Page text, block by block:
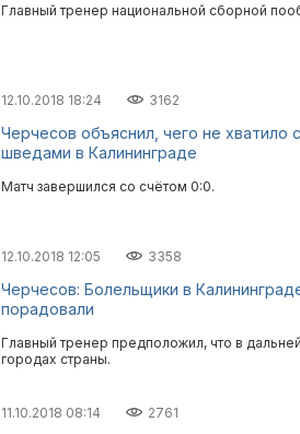
Главный тренер национальной сборной
12.10.2018 18:24 3162
Черчесов объяснил, чего не
шведами в Калининграде
Матч завершился со счётом 0:0.
12.10.2018 12:05 3358
Черчесов: Болельщики в
порадовали
Главный тренер предположил, что в
городах страны.
11.10.2018 08:14 2761